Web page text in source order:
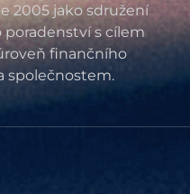
2005 jako sdružení
s cílem
finančního
společnostem.